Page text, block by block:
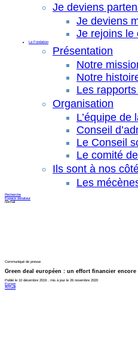
Je deviens
Je deviens
Je rejoins le
La Fondation
Présentation
Notre
Notre
Les rapports
Organisation
L’équipe de
Conseil
Le Conseil
Le comité
Ils sont à nos
Les
Recherche
Espace donateur
normal
Communiqué de presse
Green deal européen : un effort financier
Publié le 10 décembre 2019 , mis à jour le 26 novembre 2020
Europe
Accueil